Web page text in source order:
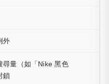
外
尋量（如「Nike 黑色
鎖